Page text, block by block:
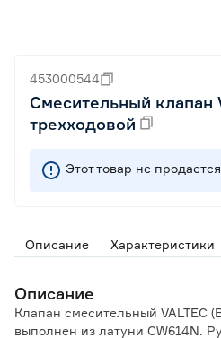
453000544
Смесительный клапан
трехходовой
Этот товар не
Описание Характеристики
Описание
Клапан смесительный VALTEC
выполнен из латуни CW614N.